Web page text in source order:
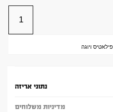
ויוגה
נתוני אריזה
מדיניות משלוחים